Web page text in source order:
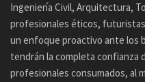
Ingeniería Civil, Arquitectura,
profesionales éticos,
un enfoque proactivo ante los
tendrán la completa confianza
profesionales consumados, al